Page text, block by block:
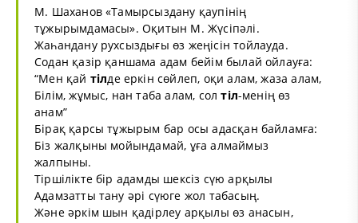
М. Шаханов «Тамырсыздану қаупінің
тұжырымдамасы». Оқитын М. Жүсіпәлі.
Жаһандану рухсыздығы өз жеңісін тойлауда.
Содан қазір қаншама адам бейім былай ойлауға:
“Мен қай тілде еркін сөйлеп, оқи алам, жаза алам,
Білім, жұмыс, нан таба алам, солтіл-менің өз
анам”
Бірақ қарсы тұжырым бар осы адасқан байламға:
Біз жалқыны мойындамай, ұға алмаймыз
жалпыны.
Тіршілікте бір адамды шексіз сүю арқылы
Адамзатты тану әрі сүюге жол табасың.
Және әркім шын қадірлеу арқылы өз анасын,